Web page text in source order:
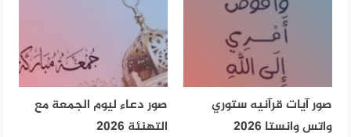
صور آيات قرآنيه ستوري
واتس وانستا 2026
صور دعاء ليوم الجمعة مع
التهنئة 2026